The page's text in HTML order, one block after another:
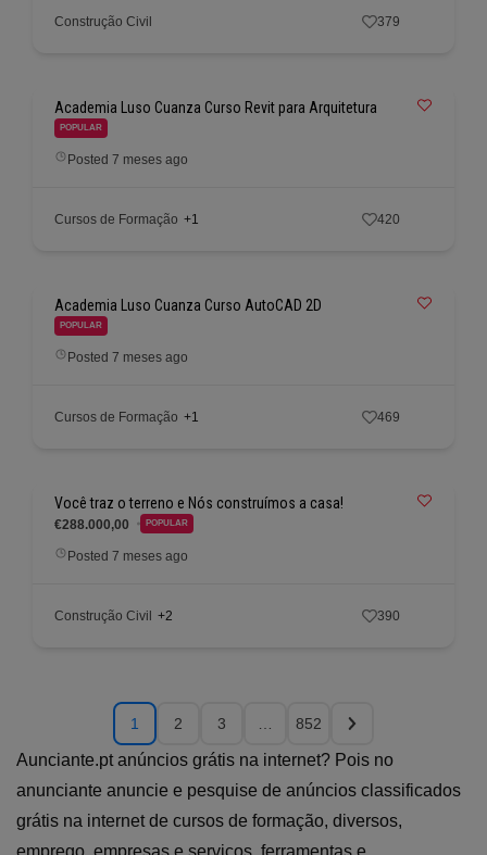
Construção Civil 379
Academia Luso Cuanza Curso Revit para Arquitetura
POPULAR
Posted 7 meses ago
Cursos de Formação +1 420
Academia Luso Cuanza Curso AutoCAD 2D
POPULAR
Posted 7 meses ago
Cursos de Formação +1 469
Você traz o terreno e Nós construímos a casa!
€288.000,00 POPULAR
Posted 7 meses ago
Construção Civil +2 390
1 2 3 852
Aunciante.pt anúncios grátis na internet? Pois no
anunciante anuncie e pesquise de anúncios classificados
grátis na internet de cursos de formação, diversos,
emprego, empresas e serviços, ferramentas e